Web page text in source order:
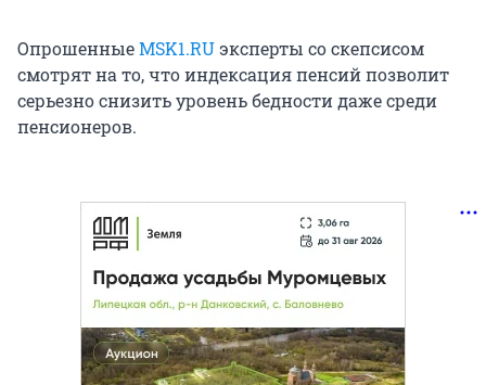
ОпрошенныеMSK1.RUэксперты со скепсисом
смотрят на то, что индексация пенсий позволит
серьезно снизить уровень бедности даже среди
пенсионеров.